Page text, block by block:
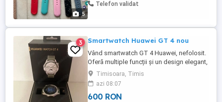
5
Telefon validat
3 Smartwatch Huawei GT 4 nou
Vând smartwatch GT 4 Huawei, nefolosit.
Oferă multiple funcții și un design elegant,
perfect pentru a-ți îmbunătăți stilul de
viață. Poate fi folosit pentru monitorizarea
activității tale zilnice și pentru a te conecta
cu notificările de pe telefon. Se poate
Timisoara, Timis
azi 08:07
600 RON